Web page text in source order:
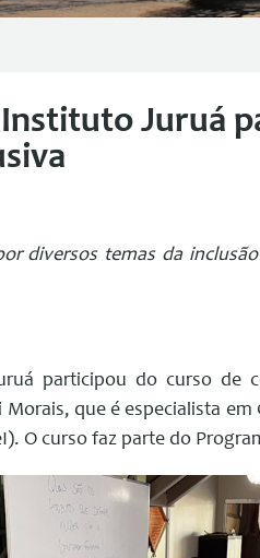
Juruá
diversos temas da
participou do curso de
que é especialista em
O curso faz parte do